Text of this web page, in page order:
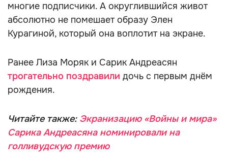
многие подписчики. А округлившийся живот
абсолютно не помешает образу Элен
Курагиной, который она воплотит на экране.
Ранее Лиза Моряк и Сарик Андреасян
трогательно поздравили дочь с первым днём
рождения.
Читайте также: Экранизацию «Войны и мира»
Сарика Андреасяна номинировали на
голливудскую премию